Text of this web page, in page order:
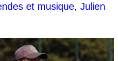
et musique, Julien